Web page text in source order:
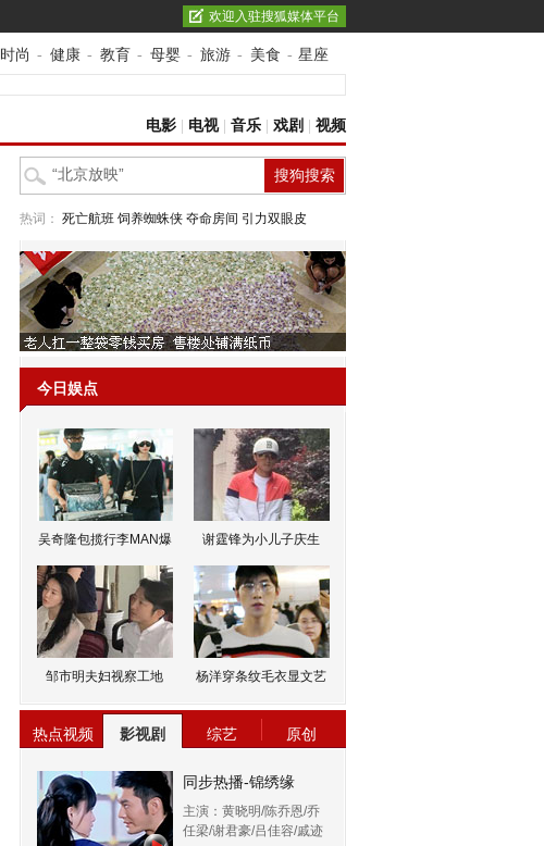
欢迎入驻搜狐媒体平台
时尚 - 健康 - 教育 - 母婴 - 旅游 - 美食 - 星座
电影 电视| 音乐 戏剧 视频
热词： 死亡航班 饲养蜘蛛侠 夺命房间 引力双眼皮
今日娱点
吴奇隆包揽行李MAN爆 谢霆锋为小儿子庆生
邹市明夫妇视察工地 杨洋穿条纹毛衣显文艺
热点视频 影视剧 综艺 原创
同步热播-锦绣缘
主演：黄晓明/陈乔恩/乔
任梁/谢君豪/吕佳容/戚迹